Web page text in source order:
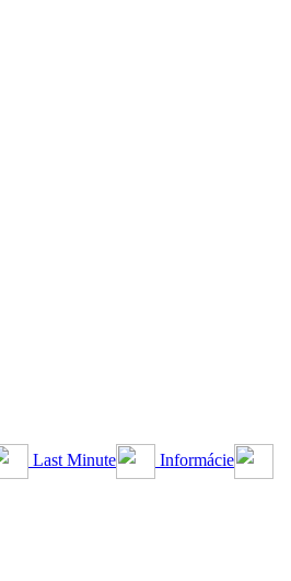
Last Minute
Informácie